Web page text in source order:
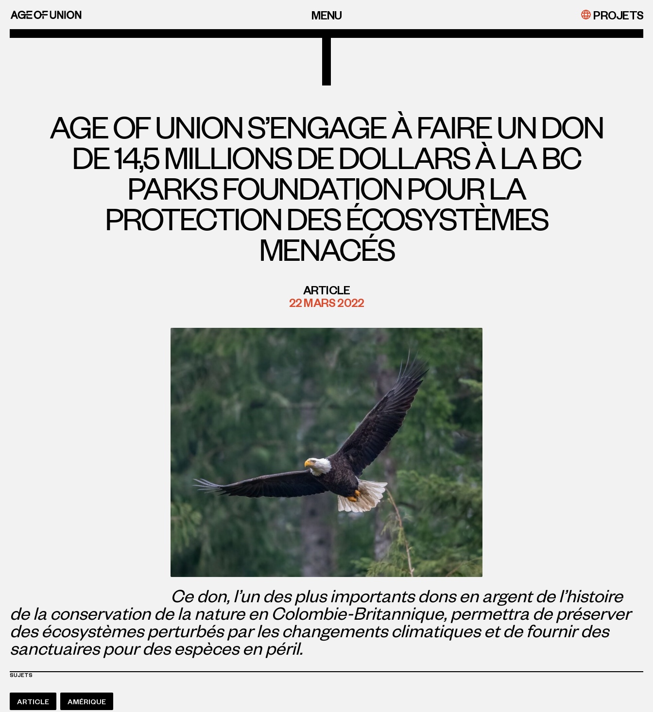
UNION
AGE
OF
MENU PROJETS
AGE OF UNION S’ENGAGE À FAIRE UN DON
DE 14,5 MILLIONS DE DOLLARS À LA BC
PARKS FOUNDATION POUR LA
PROTECTION DES ÉCOSYSTÈMES
MENACÉS
ARTICLE
22 MARS 2022
Ce don, l’un des plus importants dons en argent de l’histoire
de la conservation de la nature en Colombie-Britannique, permettra de préserver
des écosystèmes perturbés par les changements climatiques et de fournir des
sanctuaires pour des espèces en péril.
SUJETS
ARTICLE AMÉRIQUE